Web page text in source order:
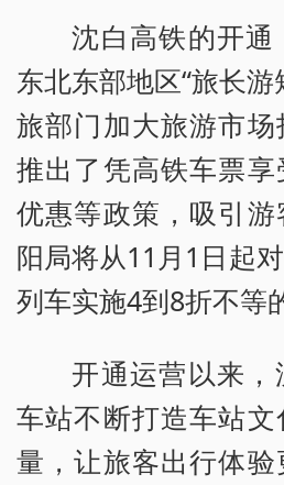
沈白高铁的开通
东北东部地区“旅长
旅部门加大旅游市
推出了凭高铁车票
优惠等政策，吸引
阳局将从11月1日起
列车实施4到8折不等
开通运营以来
车站不断打造车站
量，让旅客出行体